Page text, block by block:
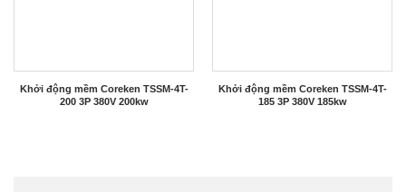
Khởi động mềm Coreken TSSM-4T-
200 3P 380V 200kw
Khởi động mềm Coreken TSSM-4T-
185 3P 380V 185kw